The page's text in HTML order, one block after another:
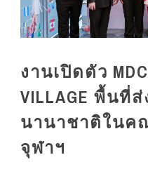
งานเปิดตัว
VILLAGE พื้นที่
นานาชาติในค
จุฬาฯ